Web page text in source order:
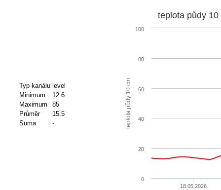
Typ kanálu level
Minimum
12.6
Maximum
85
Průměr
15.5
Suma
- teplota půdy 10 cm
teplota půdy 10
18.05.2026
0
20
40
60
80
100